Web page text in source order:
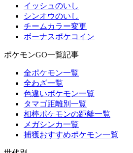
イッシュのいし
シンオウのいし
チームカラー変更
ボーナスポケコイン
ポケモンGO一覧記事
全ポケモン一覧
全わざ一覧
色違いポケモン一覧
タマゴ距離別一覧
相棒ポケモンの距離一覧
メガシンカ一覧
捕獲おすすめポケモン一覧